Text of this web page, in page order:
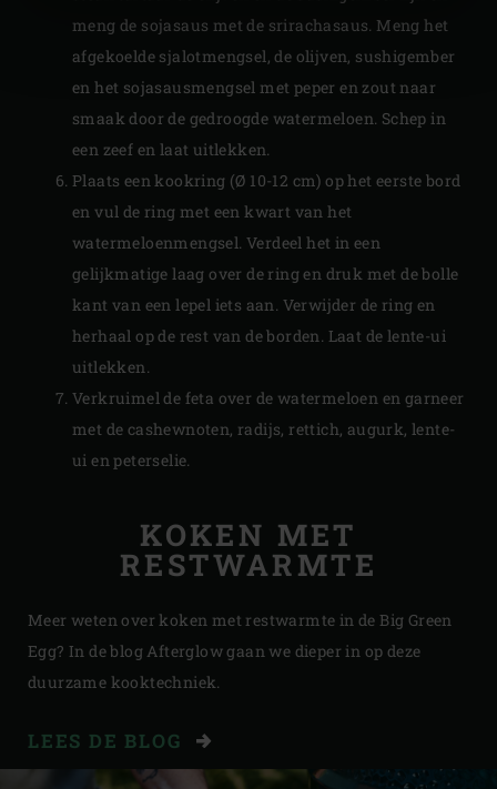
meng de sojasaus met de srirachasaus. Meng het
afgekoelde sjalotmengsel, de olijven, sushigember
en het sojasausmengsel met peper en zout naar
smaak door de gedroogde watermeloen. Schep in
een zeef en laat uitlekken.
Plaats een kookring (Ø 10-12 cm) op het eerste bord
en vul de ring met een kwart van het
watermeloenmengsel. Verdeel het in een
gelijkmatige laag over de ring en druk met de bolle
kant van een lepel iets aan. Verwijder de ring en
herhaal op de rest van de borden. Laat de lente-ui
uitlekken.
Verkruimel de feta over de watermeloen en garneer
met de cashewnoten, radijs, rettich, augurk, lente-
ui en peterselie.
KOKEN MET
RESTWARMTE
Meer weten over koken met restwarmte in de Big Green
Egg? In de blog Afterglow gaan we dieper in op deze
duurzame kooktechniek.
LEES DE BLOG